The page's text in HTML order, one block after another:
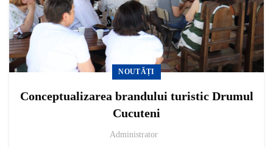
NOUTĂȚI
Conceptualizarea brandului turistic Drumul
Cucuteni
Administrator